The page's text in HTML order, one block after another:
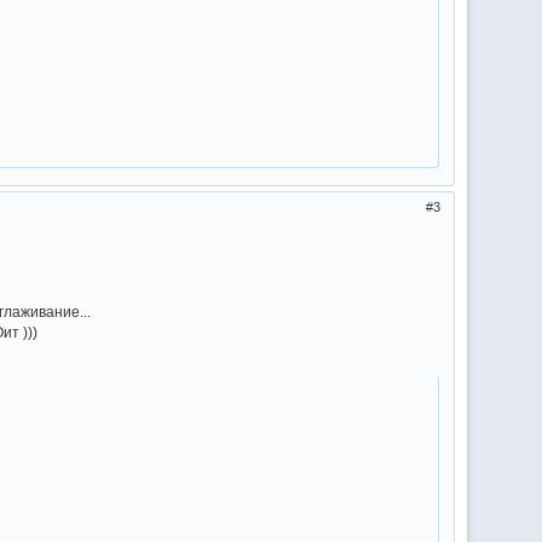
3
)))